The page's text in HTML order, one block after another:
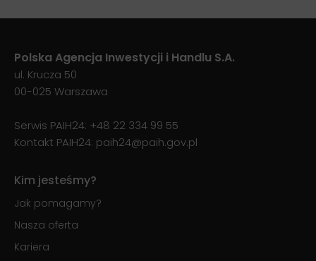
Polska Agencja Inwestycji i Handlu S.A.
ul. Krucza 50
00-025 Warszawa
Serwis PAIH24: +48 22 334 99 55
Kontakt PAIH24: paih24@paih.gov.pl
Kim jesteśmy?
Jak pomagamy?
Nasza oferta
Kariera